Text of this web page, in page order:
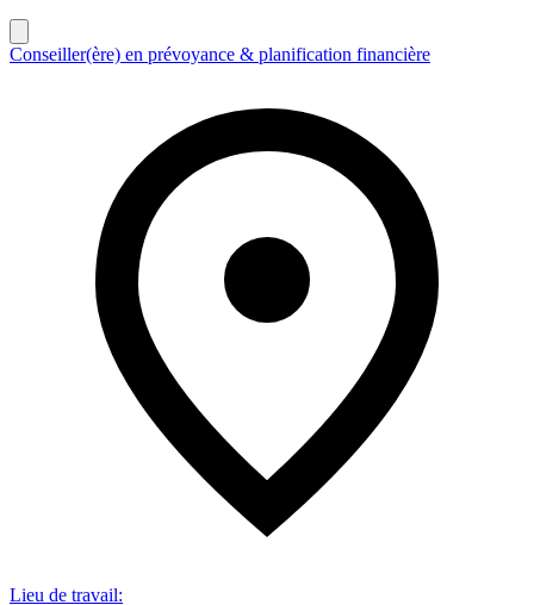
Conseiller(ère) en prévoyance & planification financière
Lieu de travail: